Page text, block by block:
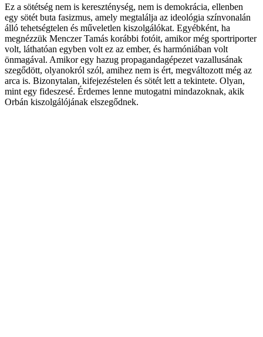
Ez a sötétség nem is kereszténység, nem is demokrácia, ellenben
egy sötét buta fasizmus, amely megtalálja az ideológia színvonalán
álló tehetségtelen és műveletlen kiszolgálókat. Egyébként, ha
megnézzük Menczer Tamás korábbi fotóit, amikor még sportriporter
volt, láthatóan egyben volt ez az ember, és harmóniában volt
önmagával. Amikor egy hazug propagandagépezet vazallusának
szegődött, olyanokról szól, amihez nem is ért, megváltozott még az
arca is. Bizonytalan, kifejezéstelen és sötét lett a tekintete. Olyan,
mint egy fideszesé. Érdemes lenne mutogatni mindazoknak, akik
Orbán kiszolgálójának elszegődnek.